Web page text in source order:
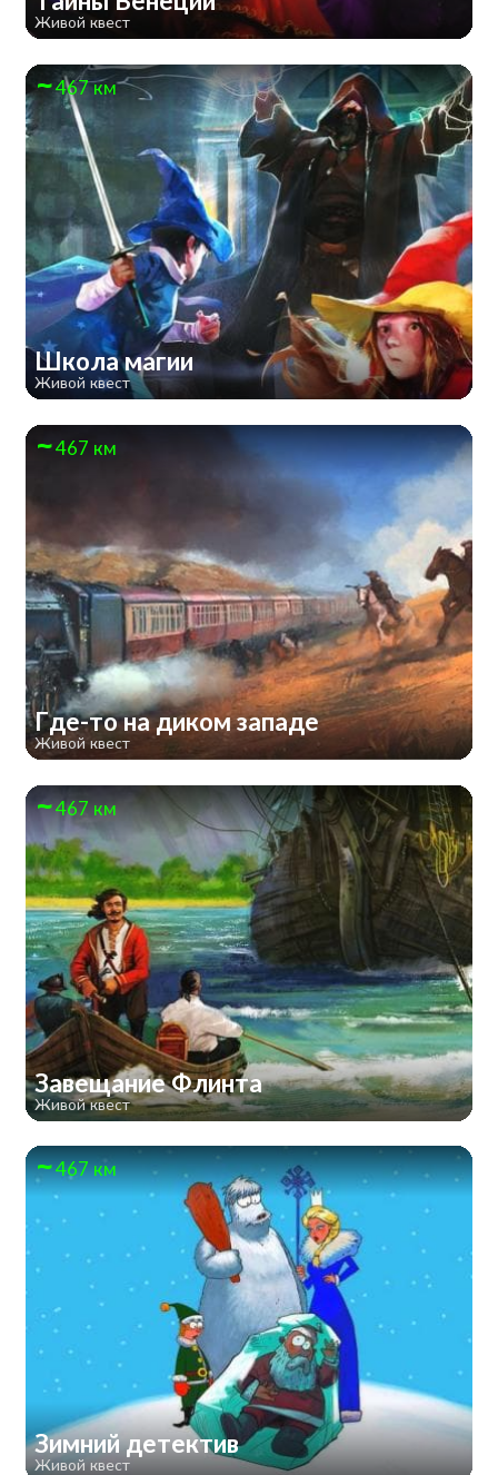
Живой квест
467 км
Школа магии
Живой квест
467 км
Где-то на диком западе
Живой квест
467 км
Завещание Флинта
Живой квест
467 км
Зимний детектив
Живой квест